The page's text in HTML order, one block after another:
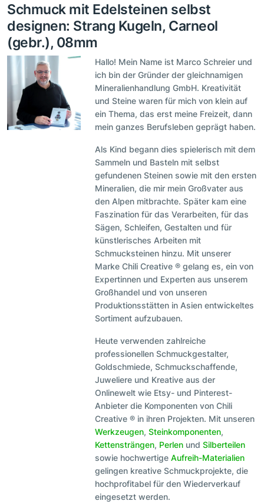
Schmuck mit Edelsteinen selbst
designen: Strang Kugeln, Carneol
(gebr.), 08mm
Hallo! Mein Name ist Marco Schreier und
ich bin der Gründer der gleichnamigen
Mineralienhandlung GmbH. Kreativität
und Steine waren für mich von klein auf
ein Thema, das erst meine Freizeit, dann
mein ganzes Berufsleben geprägt haben.
Als Kind begann dies spielerisch mit dem
Sammeln und Basteln mit selbst
gefundenen Steinen sowie mit den ersten
Mineralien, die mir mein Großvater aus
den Alpen mitbrachte. Später kam eine
Faszination für das Verarbeiten, für das
Sägen, Schleifen, Gestalten und für
künstlerisches Arbeiten mit
Schmucksteinen hinzu. Mit unserer
Marke Chili Creative ® gelang es, ein von
Expertinnen und Experten aus unserem
Großhandel und von unseren
Produktionsstätten in Asien entwickeltes
Sortiment aufzubauen.
Heute verwenden zahlreiche
professionellen Schmuckgestalter,
Goldschmiede, Schmuckschaffende,
Juweliere und Kreative aus der
Onlinewelt wie Etsy- und Pinterest-
Anbieter die Komponenten von Chili
Creative ® in ihren Projekten. Mit unseren
Werkzeugen,Steinkomponenten,
Kettensträngen, Perlen undSilberteilen
sowie hochwertigeAufreih-Materialien
gelingen kreative Schmuckprojekte, die
hochprofitabel für den Wiederverkauf
eingesetzt werden.